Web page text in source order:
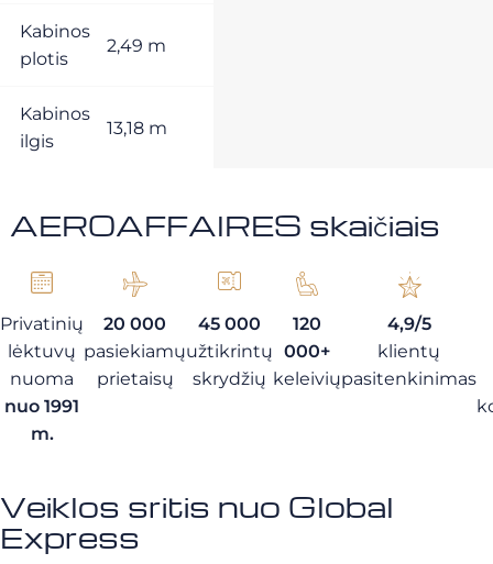
Kabinos
plotis
2,49 m
Kabinos
ilgis
13,18 m
AEROAFFAIRES skaičiais
Privatinių
lėktuvų
nuoma
nuo 1991
m.
20 000
pasiekiamų
prietaisų
45 000
užtikrintų
skrydžių
120
000+
keleivių
4,9/5
klientų
pasitenkinimas
Veiklos sritis nuo Global
Express